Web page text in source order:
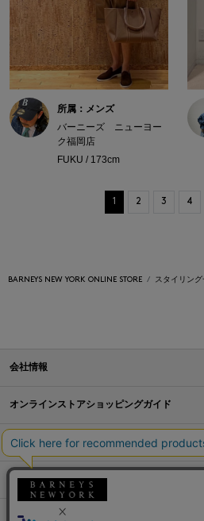
所属：メンズ
バーニーズ ニューヨー
ク福岡店
FUKU / 173cm
1 2 3 4
BARNEYS NEW YORK ONLINE STORE スタイリング
会社情報
オンラインストアショッピングガイド
店舗情報
サービス